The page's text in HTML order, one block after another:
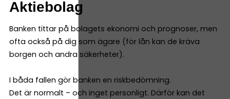
Aktiebolag
Banken tittar på bolagets ekonomi och prognoser, men
ofta också på dig som ägare (för lån kan de kräva
borgen och andra säkerheter).
I båda fallen gör banken en riskbedömning.
Det är normalt – och inget personligt. Därför kan det